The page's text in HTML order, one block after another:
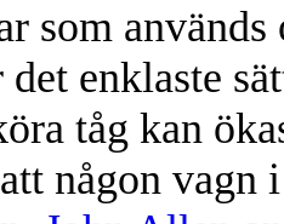
som
enklaste
tåg kan
någon vagn